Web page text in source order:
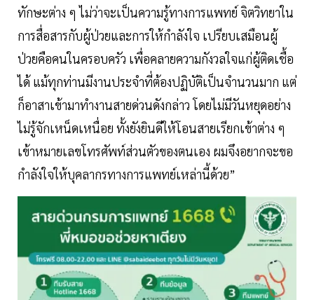
ทักษะต่าง ๆ ไม่ว่าจะเป็นความรู้ทางการแพทย์ จิตวิทยาใน
การสื่อสารกับผู้ป่วยและการให้กำลังใจ เปรียบเสมือนผู้
ป่วยคือคนในครอบครัว เพื่อคลายความกังวลใจแก่ผู้ติดเชื้อ
ได้ แม้ทุกท่านมีงานประจำที่ต้องปฏิบัติเป็นจำนวนมาก แต่
ก็อาสาเข้ามาทำงานสายด่วนดังกล่าว โดยไม่มีวันหยุดอย่าง
ไม่รู้จักเหน็ดเหนื่อย ทั้งยังยินดีให้โอนสายเรียกเข้าต่าง ๆ
เข้าหมายเลขโทรศัพท์ส่วนตัวของตนเอง ผมจึงอยากจะขอ
กำลังใจให้บุคลากรทางการแพทย์เหล่านี้ด้วย”